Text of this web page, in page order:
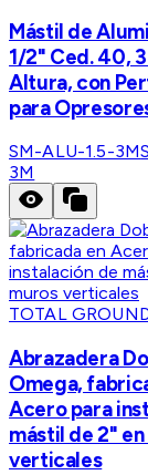
Mástil de
1/2" Ced. 40,
Altura, con
para
SM-ALU-1.5-3M
3M
TOTAL
Abrazadera
Omega,
Acero para
mástil de 2"
verticales